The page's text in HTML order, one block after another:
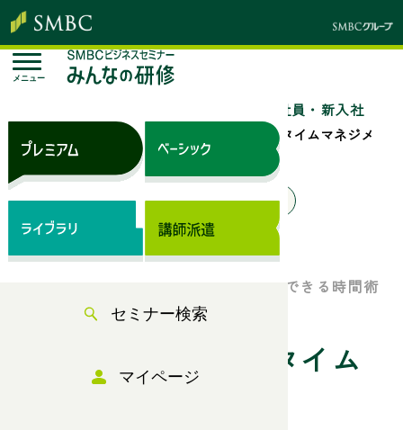
メニュー
セミナー検索
マイページ
「若手社員・新入社
員」のセミナー一覧
若手社員のためのタイムマネジメ
ント研修
来場セミナー オンラインセミナー
突発的な業務、想定外の仕事にも対応できる時間術
若手社員のためのタイム